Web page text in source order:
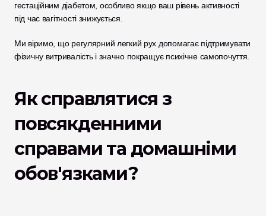
гестаційним діабетом, особливо якщо ваш рівень активності
під час вагітності знижується.
Ми віримо, що регулярний легкий рух допомагає підтримувати
фізичну витривалість і значно покращує психічне самопочуття.
Як справлятися з
повсякденними
справами та домашніми
обов'язками?